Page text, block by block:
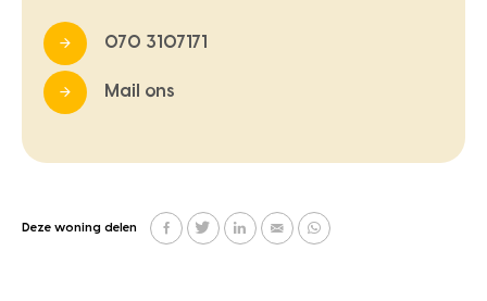
070 3107171
Mail ons
Deze woning delen